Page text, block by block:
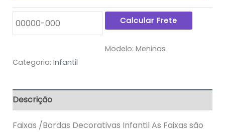
Modelo:Meninas
Categoria: Infantil
Descrição
Faixas /Bordas Decorativas Infantil As Faixas são